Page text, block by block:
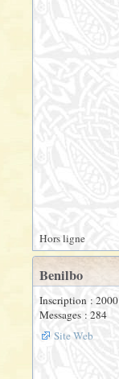
Hors ligne
Benilbo
Inscription : 2000
Messages : 284
Site Web